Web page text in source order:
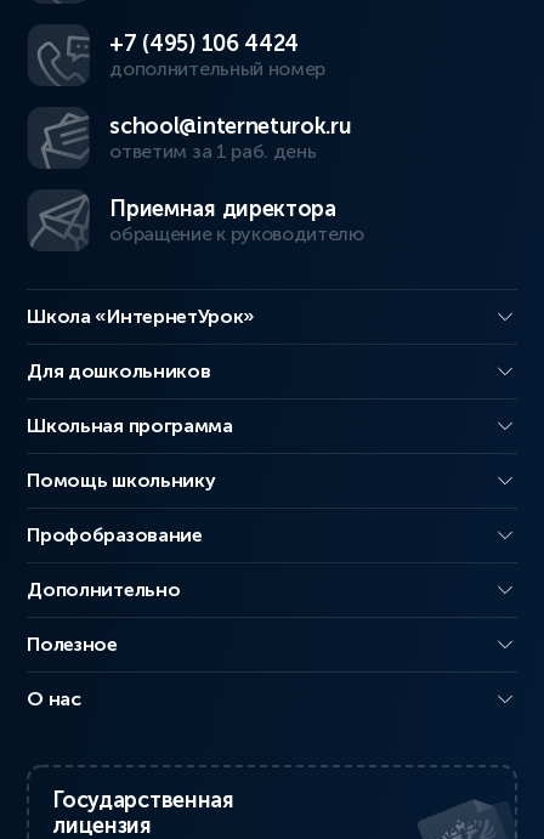
+7 (495) 106 4424
дополнительный номер
school@interneturok.ru
ответим за 1 раб. день
Приемная директора
обращение к руководителю
Школа «ИнтернетУрок»
Для дошкольников
Школьная программа
Помощь школьнику
Профобразование
Дополнительно
Полезное
О нас
Государственная
лицензия